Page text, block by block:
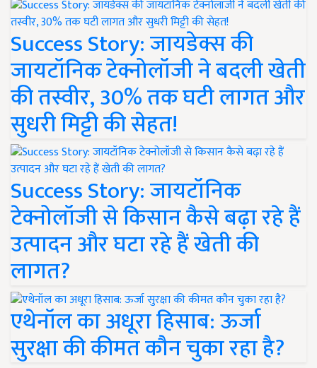
Success Story: जायडेक्स की
जायटॉनिक टेक्नोलॉजी ने बदली खेती
की तस्वीर, 30% तक घटी लागत और
सुधरी मिट्टी की सेहत!
Success Story: जायटॉनिक
टेक्नोलॉजी से किसान कैसे बढ़ा रहे हैं
उत्पादन और घटा रहे हैं खेती की
लागत?
एथेनॉल का अधूरा हिसाब: ऊर्जा
सुरक्षा की कीमत कौन चुका रहा है?